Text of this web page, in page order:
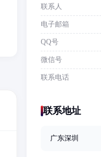
联系人
电子邮箱
QQ号
微信号
联系电话
联系地址
广东深圳